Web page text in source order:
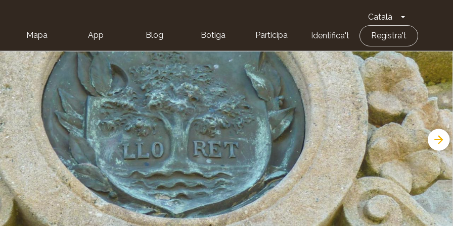
Català Toggle
Mapa App Blog Botiga Participa Identifica't Registra't